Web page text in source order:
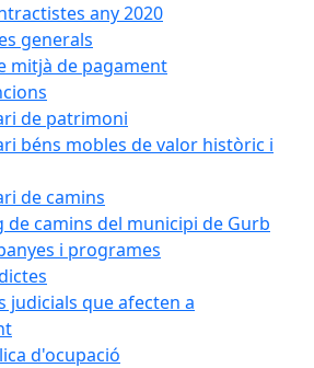
any 2020
generals
mitjà de pagament
de patrimoni
béns mobles de valor històric i
de camins
de camins del municipi de Gurb
i programes
judicials que afecten a
d'ocupació